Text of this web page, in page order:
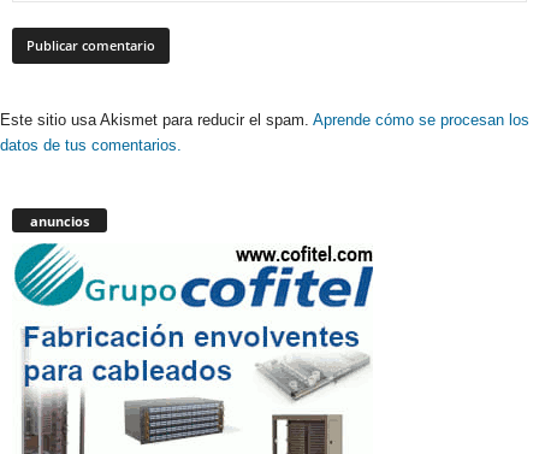
Este sitio usa Akismet para reducir el spam. Aprende cómo se procesan los
datos de tus comentarios.
anuncios